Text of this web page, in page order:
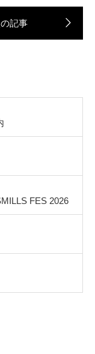
FES 2026